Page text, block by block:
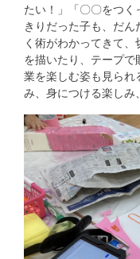
たい！」「〇〇をつく
きりだった子も、だ
く術がわかってきて
を描いたり、テープ
業を楽しむ姿も見られ
み、身につける楽しみ